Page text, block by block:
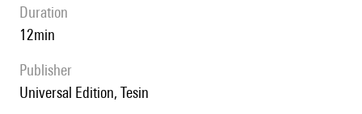
duration
12min
publisher
Universal Edition, Tesin